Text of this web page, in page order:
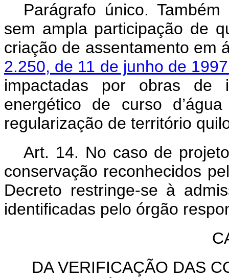
Parágrafo único.
sem ampla participação de
criação de assentamento em
2.250, de 11 de junho de
impactadas por obras de
energético de curso
regularização de território
Art. 14. No caso de
conservação reconhecidos
Decreto restringe-se à
identificadas pelo órgão
DA VERIFICAÇÃO DAS